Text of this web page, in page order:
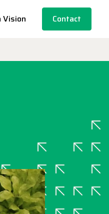
Vision Contact